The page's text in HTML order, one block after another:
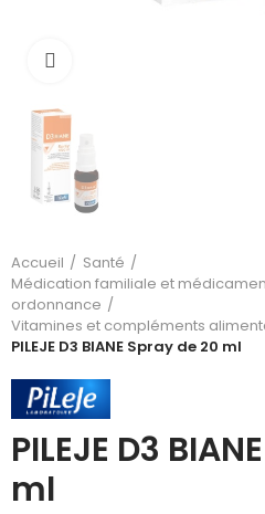
Accueil
Santé
Médication familiale et
ordonnance
Vitamines et compléments
PILEJE D3 BIANE Spray de 20 ml
PILEJE D3
ml